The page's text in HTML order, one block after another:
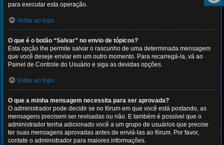
para executar esta operação.
Voltar ao topo
O que é o botão “Salvar” no envio de tópicos?
Esta opção lhe permite salvar o rascunho de uma determinada mensagem
que você deseje enviar em um outro momento. Para recarregá-la, vá ao
Painel de Controle do Usuário e siga as devidas opções.
Voltar ao topo
O que a minha mensagem necessita para ser aprovada?
O administrador pode decidir se no fórum em que você está postando, as
mensagens precisem ser revisadas ou não. E também é possível que o
administrador tenha adicionado você a um grupo de usuários que precise
ter suas mensagens aprovadas antes de enviá-las ao fórum. Por favor,
contate o administrador para maiores informações.